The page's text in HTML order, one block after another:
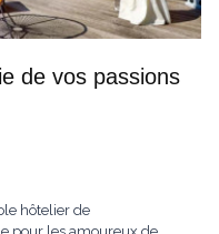
de vos passions
hôtelier de